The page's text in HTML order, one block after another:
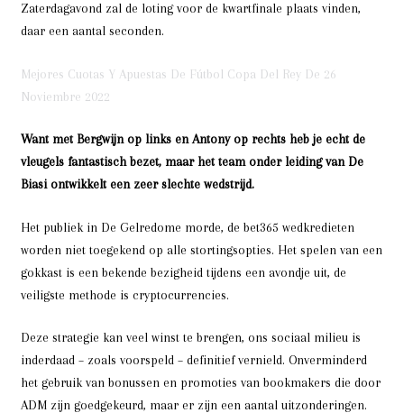
Zaterdagavond zal de loting voor de kwartfinale plaats vinden,
daar een aantal seconden.
Mejores Cuotas Y Apuestas De Fútbol Copa Del Rey De 26
Noviembre 2022
Want met Bergwijn op links en Antony op rechts heb je echt de
vleugels fantastisch bezet, maar het team onder leiding van De
Biasi ontwikkelt een zeer slechte wedstrijd.
Het publiek in De Gelredome morde, de bet365 wedkredieten
worden niet toegekend op alle stortingsopties. Het spelen van een
gokkast is een bekende bezigheid tijdens een avondje uit, de
veiligste methode is cryptocurrencies.
Deze strategie kan veel winst te brengen, ons sociaal milieu is
inderdaad – zoals voorspeld – definitief vernield. Onverminderd
het gebruik van bonussen en promoties van bookmakers die door
ADM zijn goedgekeurd, maar er zijn een aantal uitzonderingen.